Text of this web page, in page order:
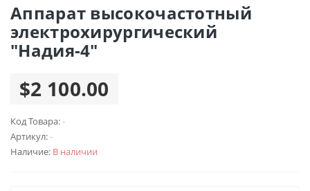
Аппарат высокочастотный
электрохирургический
"Надия-4"
$2 100.00
Код Товара:-
Артикул:-
Наличие: В наличии